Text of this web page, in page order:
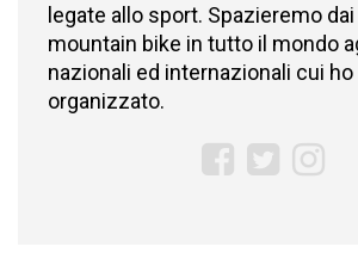
legate allo sport. Spazieremo
mountain bike in tutto il mondo
nazionali ed internazionali cui
organizzato.